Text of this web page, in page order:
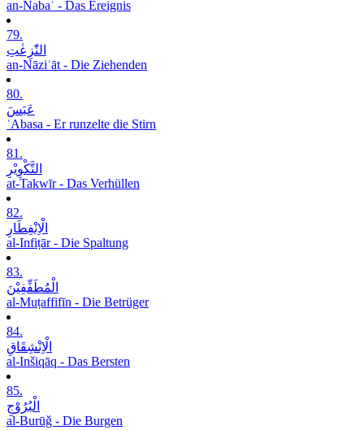
an-Nabaʾ - Das Ereignis
79.
النّٰزِعٰتِ
an-Nāziʿāt - Die Ziehenden
80.
عَبَسَ
ʿAbasa - Er runzelte die Stirn
81.
التَّکْوِیْرِ
at-Takwīr - Das Verhüllen
82.
الْاِنْفِطَارِ
al-Infiṭār - Die Spaltung
83.
الْمُطَفِّفِیْنَ
al-Muṭaffifīn - Die Betrüger
84.
الْاِنْشِقَاقِ
al-Inšiqāq - Das Bersten
85.
الْبُرُوْجِ
al-Burūǧ - Die Burgen